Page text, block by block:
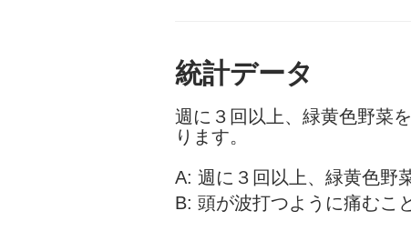
統計データ
週に３回以上、緑黄色野菜
ります。
A: 週に３回以上、緑黄色野
B: 頭が波打つように痛むこ